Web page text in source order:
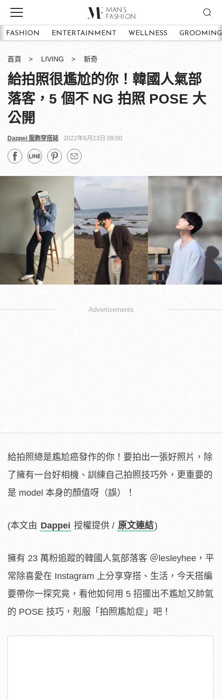
FASHION ENTERTAINMENT WELLNESS GROOMING
首頁 LIVING 新奇
給拍照很尷尬的你！韓國人氣部
落客，5 個不 NG 拍照 POSE 大
公開
Dappei 服飾穿搭誌 2022年6月23日 09:00
Advertisements
給拍照總是尷尬癌發作的你！要拍出一張好照片，除
了擁有一台好相機、訓練自己拍照技巧外，更重要的
是 model 本身的顏值呀（誤）！
(本文由 Dappei 授權提供 / 原文連結)
擁有 23 萬粉追蹤的韓國人氣部落客 ＠lesleyhee，平
常除喜愛在 Instagram 上分享穿搭、生活，今天搭編
要帶你一探究竟，看他如何用 5 招擺出不尷尬又帥氣
的 POSE 技巧，剋服「拍照尷尬症」吧！